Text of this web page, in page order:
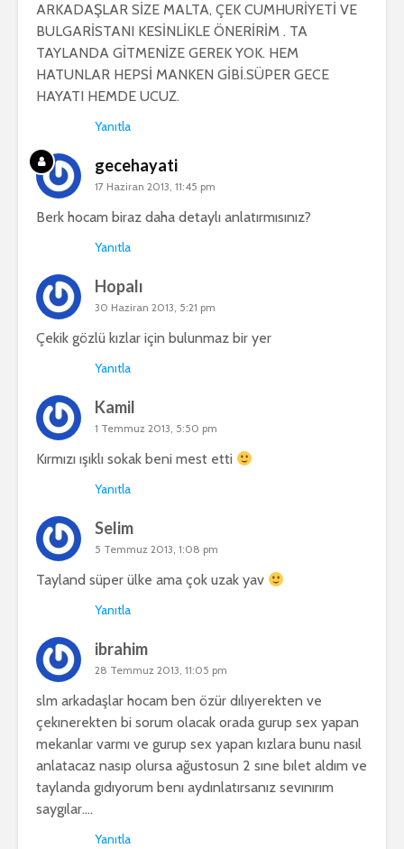
ARKADAŞLAR SİZE MALTA, ÇEK CUMHURİYETİ VE
BULGARİSTANI KESİNLİKLE ÖNERİRİM . TA
TAYLANDA GİTMENİZE GEREK YOK. HEM
HATUNLAR HEPSİ MANKEN GİBİ.SÜPER GECE
HAYATI HEMDE UCUZ.
Yanıtla
gecehayati
17 Haziran 2013, 11:45 pm
Berk hocam biraz daha detaylı anlatırmısınız?
Yanıtla
Hopalı
30 Haziran 2013, 5:21 pm
Çekik gözlü kızlar için bulunmaz bir yer
Yanıtla
Kamil
1 Temmuz 2013, 5:50 pm
Kırmızı ışıklı sokak beni mest etti
Yanıtla
Selim
5 Temmuz 2013, 1:08 pm
Tayland süper ülke ama çok uzak yav
Yanıtla
ibrahim
28 Temmuz 2013, 11:05 pm
slm arkadaşlar hocam ben özür dılıyerekten ve
çekınerekten bi sorum olacak orada gurup sex yapan
mekanlar varmı ve gurup sex yapan kızlara bunu nasıl
anlatacaz nasıp olursa ağustosun 2 sıne bılet aldım ve
taylanda gıdıyorum benı aydınlatırsanız sevınırım
saygılar….
Yanıtla